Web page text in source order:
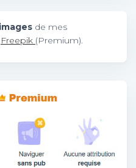
images de mes
Freepik (Premium).